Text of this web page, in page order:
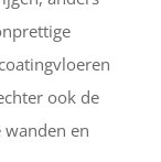
ook de
en